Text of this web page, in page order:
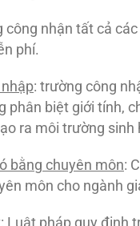
công nhận tất cả
phí.
: trường công
phân biệt giới tính,
ra môi trường sinh
bằng chuyên môn:
môn cho ngành
: Luật pháp quy định